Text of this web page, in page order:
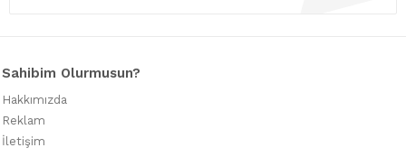
Sahibim Olurmusun?
Hakkımızda
Reklam
İletişim